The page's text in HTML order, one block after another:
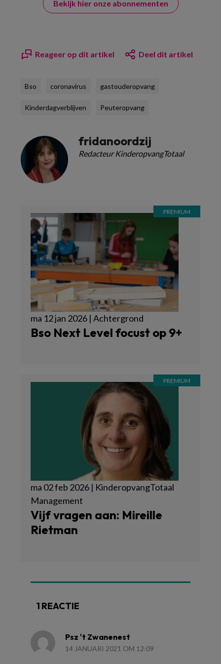
Bekijk hier onze abonnementen
Reageer op dit artikel Deel dit artikel
Bso coronavirus gastouderopvang
Kinderdagverblijven Peuteropvang
fridanoordzij
Redacteur KinderopvangTotaal
ma 12 jan 2026 | Achtergrond
Bso Next Level focust op 9+
ma 02 feb 2026 | KinderopvangTotaal
Management
Vijf vragen aan: Mireille
Rietman
1 REACTIE
Psz 't Zwanenest
14 JANUARI 2021 OM 12:09